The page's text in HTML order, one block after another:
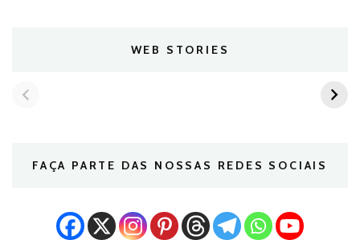
WEB STORIES
FAÇA PARTE DAS NOSSAS REDES SOCIAIS